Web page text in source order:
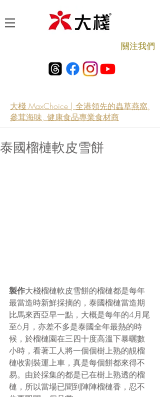
​關注我們
大棧 MaxChoice | 全港領先的蟲草燕窩,
參茸海味, 健康食品專業食材商
泰國榴槤軟皮雪餅
製作大棧榴槤軟皮雪餅的榴槤都是每年
最當造時新鮮採摘的，泰國榴槤當造期
比馬來西亞早一點，大概是每年的4月尾
至6月，亦差不多是泰國全年最熱的時
候，於榴槤園在三四十度高溫下暴曬數
小時，看著工人將一個個樹上熟的靚榴
槤收割裝運上車，真是每個餅都來得不
易。由於採集的都是已在樹上熟透的榴
槤，所以當場已聞到陣陣榴槤香，忍不